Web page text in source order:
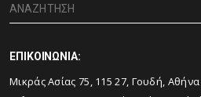
ΕΠΙΚΟΙΝΩΝΙΑ:
Μικράς Ασίας 75, 115 27, Γουδή, Αθήνα